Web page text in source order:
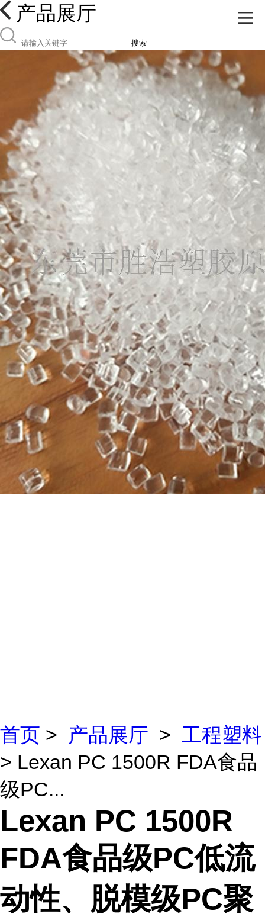
产品展厅
搜索
首页 > 产品展厅 > 工程塑料
> Lexan PC 1500R FDA食品
级PC...
Lexan PC 1500R
FDA食品级PC低流
动性、脱模级PC聚